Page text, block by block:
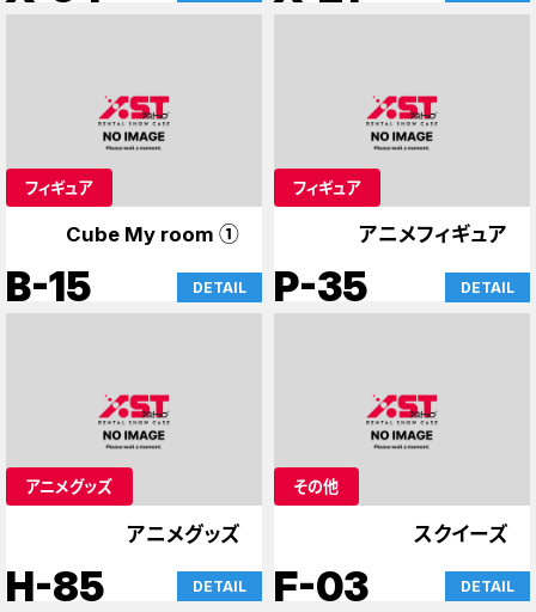
フィギュア
Cube My room ①
B-15 DETAIL
フィギュア
アニメフィギュア
P-35 DETAIL
アニメグッズ
アニメグッズ
H-85 DETAIL
その他
スクイーズ
F-03 DETAIL